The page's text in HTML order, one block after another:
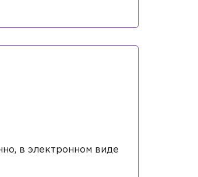
в электронном виде